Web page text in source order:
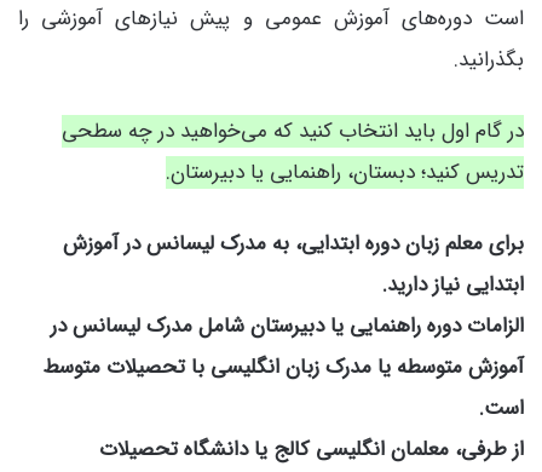
است دوره‌های آموزش عمومی و پیش نیازهای آموزشی را
بگذرانید.
در گام اول باید انتخاب کنید که می‌خواهید در چه سطحی
تدریس کنید؛ دبستان، راهنمایی یا دبیرستان.
برای معلم زبان دوره ابتدایی، به مدرک لیسانس در آموزش
ابتدایی نیاز دارید.
الزامات دوره راهنمایی یا دبیرستان شامل مدرک لیسانس در
آموزش متوسطه یا مدرک زبان انگلیسی با تحصیلات متوسط
است.
از طرفی، معلمان انگلیسی کالج یا دانشگاه تحصیلات